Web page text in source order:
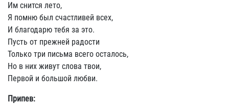
Им снится лето,
Я помню был счастливей всех,
И благодарю тебя за это.
Пусть от прежней радости
Только три письма всего осталось,
Но в них живут слова твои,
Первой и большой любви.
Припев: